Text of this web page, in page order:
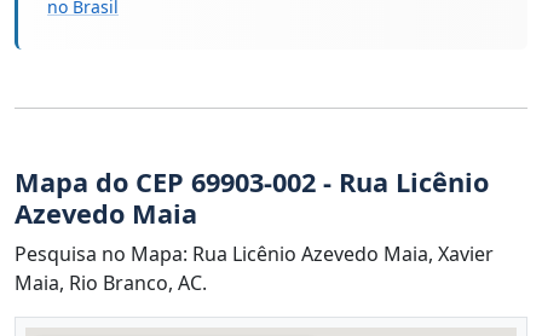
no Brasil
Mapa do CEP 69903-002 - Rua Licênio
Azevedo Maia
Pesquisa no Mapa: Rua Licênio Azevedo Maia, Xavier
Maia, Rio Branco, AC.